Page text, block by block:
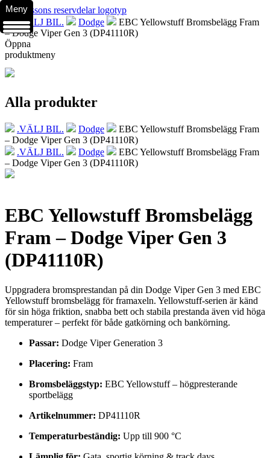
.VÄLJ BIL. Dodge
EBC Yellowstuff Bromsbelägg Fram
– Dodge Viper Gen 3 (DP41110R)
Öppna
produktmeny
Alla produkter
.VÄLJ BIL. Dodge
EBC Yellowstuff Bromsbelägg Fram
– Dodge Viper Gen 3 (DP41110R)
.VÄLJ BIL.
Dodge
EBC Yellowstuff Bromsbelägg Fram
– Dodge Viper Gen 3 (DP41110R)
EBC Yellowstuff Bromsbelägg
Fram – Dodge Viper Gen 3
(DP41110R)
Uppgradera bromsprestandan på din Dodge Viper Gen 3 med EBC
Yellowstuff bromsbelägg för framaxeln. Yellowstuff-serien är känd
för sin höga friktion, snabba bett och stabila prestanda även vid höga
temperaturer – perfekt för både gatkörning och bankörning.
Passar: Dodge Viper Generation 3
Placering: Fram
Bromsbeläggstyp: EBC Yellowstuff – högpresterande
sportbelägg
Artikelnummer: DP41110R
Temperaturbeständig: Upp till 900 °C
Meny